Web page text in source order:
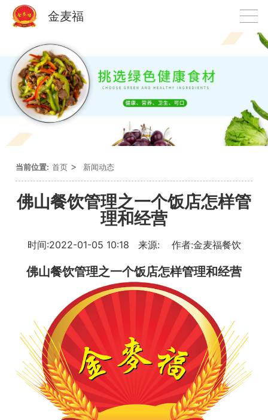
金麦福
当前位置: 首页 > 新闻动态
佛山餐饮管理之一个饭店怎样管
理和经营
时间:2022-01-05 10:18 来源: 作者:金麦福餐饮
佛山餐饮管理之一个饭店怎样管理和经营